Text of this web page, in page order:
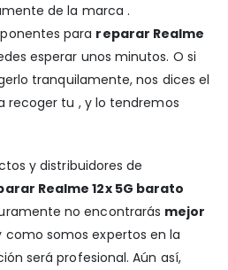
de la marca .
para reparar Realme
esperar unos minutos. O si
tranquilamente, nos dices el
recoger tu , y lo tendremos
y distribuidores de
Realme 12x 5G barato
no encontrarás mejor
como somos expertos en la
será profesional. Aún así,